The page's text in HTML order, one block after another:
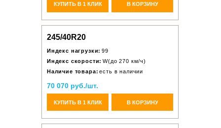
КУПИТЬ В 1 КЛИК В КОРЗИНУ
245/40R20
Индекс нагрузки: 99
Индекс скорости: W(до 270 км/ч)
Наличие товара: есть в наличии
70 070 руб./шт.
КУПИТЬ В 1 КЛИК В КОРЗИНУ